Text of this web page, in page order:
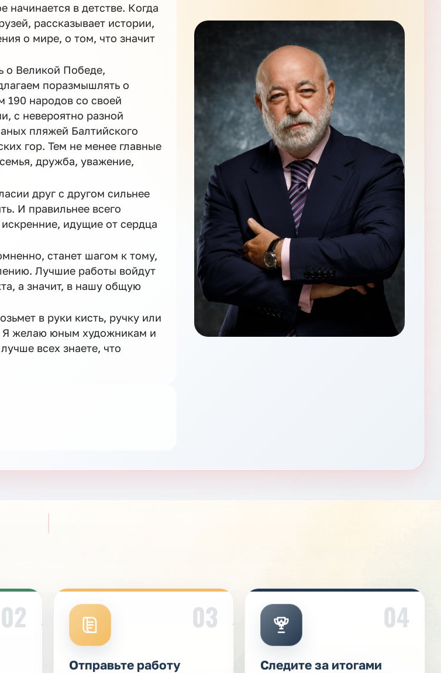
начинается в детстве. Когда
рассказывает истории,
о мире, о том, что значит
о Великой Победе,
поразмышлять о
190 народов со своей
с невероятно разной
пляжей Балтийского
гор. Тем не менее главные
дружба, уважение,
друг с другом сильнее
И правильнее всего
идущие от сердца
станет шагом к тому,
Лучшие работы войдут
а значит, в нашу общую
в руки кисть, ручку или
Я желаю юным художникам и
всех знаете, что
02 03
Отправьте работу
04
Следите за итогами